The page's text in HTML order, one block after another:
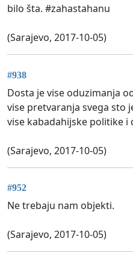
bilo šta. #zahastahanu
(Sarajevo, 2017-10-05)
#938
Dosta je vise oduzimanja
vise pretvaranja svega sto
vise kabadahijske politike i
(Sarajevo, 2017-10-05)
#952
Ne trebaju nam objekti.
(Sarajevo, 2017-10-05)